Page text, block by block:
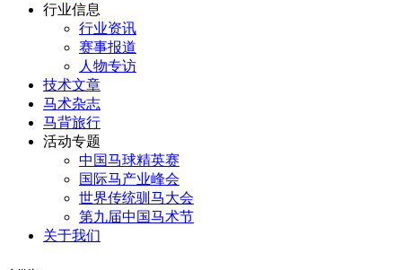
行业信息
行业资讯
赛事报道
人物专访
技术文章
马术杂志
马背旅行
活动专题
中国马球精英赛
国际马产业峰会
世界传统驯马大会
第九届中国马术节
关于我们